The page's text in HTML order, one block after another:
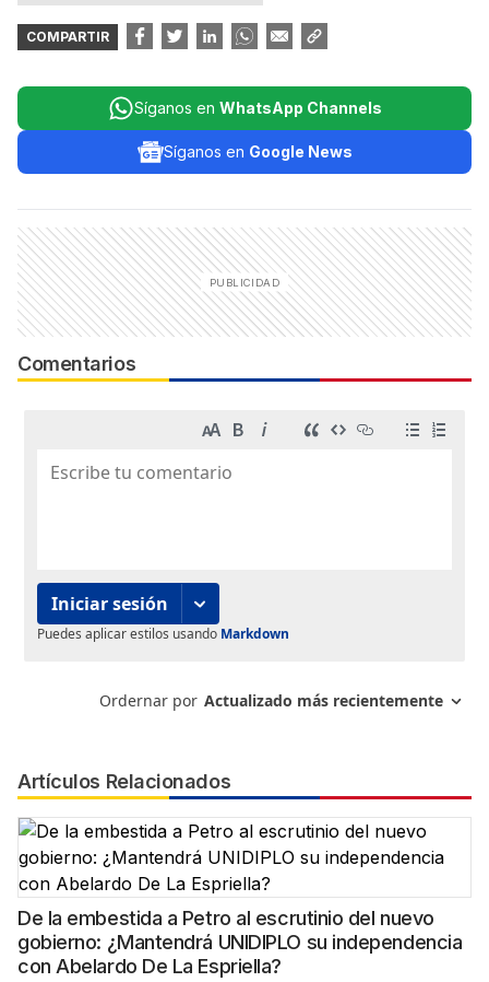
COMPARTIR
Síganos en WhatsApp Channels
Síganos en Google News
Comentarios
Artículos Relacionados
De la embestida a Petro al escrutinio del nuevo
gobierno: ¿Mantendrá UNIDIPLO su independencia
con Abelardo De La Espriella?